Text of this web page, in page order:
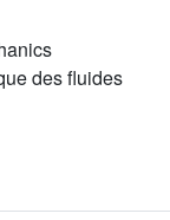
des fluides